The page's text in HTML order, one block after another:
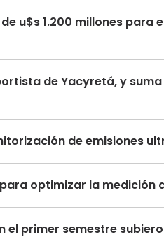
u$s 1.200 millones para
de Yacyretá, y
de emisiones
optimizar la
primer semestre